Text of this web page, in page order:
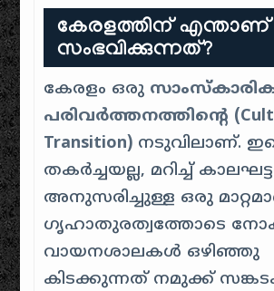
കേരളത്തിന് എന്താണ്
സംഭവിക്കുന്നത്?
കേരളം ഒരു
പരിവർത്തനത്തിന്റെ
Transition) നടുവിലാണ്.
തകർച്ചയല്ല, മറിച്ച്
അനുസരിച്ചുള്ള ഒരു
ഗൃഹാതുരത്വത്തോടെ
വായനശാലകൾ ഒഴിഞ്ഞു
കിടക്കുന്നത് നമുക്ക്